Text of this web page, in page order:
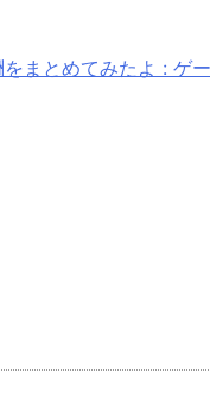
まとめてみたよ : ゲ